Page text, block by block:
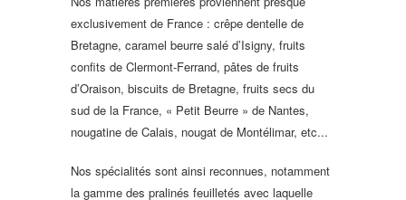
exclusivement de France : crêpe dentelle de
Bretagne, caramel beurre salé d’Isigny, fruits
confits de Clermont-Ferrand, pâtes de fruits
d’Oraison, biscuits de Bretagne, fruits secs du
sud de la France, « Petit Beurre » de Nantes,
nougatine de Calais, nougat de Montélimar, etc...
Nos spécialités sont ainsi reconnues, notamment
la gamme des pralinés feuilletés avec laquelle